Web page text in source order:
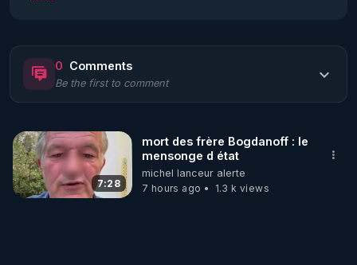
https://www.rgnr.fr/presentation.html
🌱 LE MAGAZINE RÉGÉNÈRE
🌱 LA BOUTIQUE DU MAGAZINE
Pour obtenir les anciens numéros que vous avez
0 Comments
Be the first to comment
7:28
mort des frère Bogdanoff : le
mensonge d état
michel lanceur alerte
7 hours ago
1.3 k views